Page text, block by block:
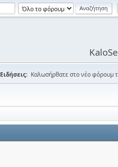
Ειδήσεις: Καλωσήρθατε στο νέο φόρουμ